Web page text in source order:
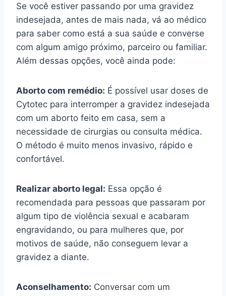
Se você estiver passando por uma gravidez
indesejada, antes de mais nada, vá ao médico
para saber como está a sua saúde e converse
com algum amigo próximo, parceiro ou familiar.
Além dessas opções, você ainda pode:
Aborto com remédio: É possível usar doses de
Cytotec para interromper a gravidez indesejada
com um aborto feito em casa, sem a
necessidade de cirurgias ou consulta médica.
O método é muito menos invasivo, rápido e
confortável.
Realizar aborto legal: Essa opção é
recomendada para pessoas que passaram por
algum tipo de violência sexual e acabaram
engravidando, ou para mulheres que, por
motivos de saúde, não conseguem levar a
gravidez a diante.
Aconselhamento: Conversar com um